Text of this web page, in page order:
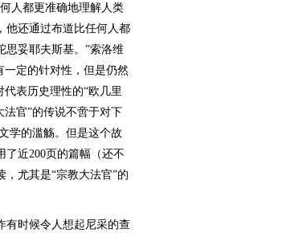
人都更准确地理解人类
他还通过布道比任何人都
思妥耶夫斯基。”索洛维
一定的针对性，但是仍然
表历史理性的“欧几里
官”的传说不啻于对下
学的滥觞。但是这个故
近200页的篇幅（还不
尤其是“宗教大法官”的
时候令人想起尼采的查